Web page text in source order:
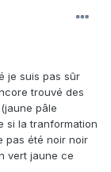
je suis pas sûr
trouvé des
pâle
si la tranformation
pas été noir noir
vert jaune ce